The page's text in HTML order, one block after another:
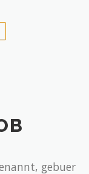
gebuer